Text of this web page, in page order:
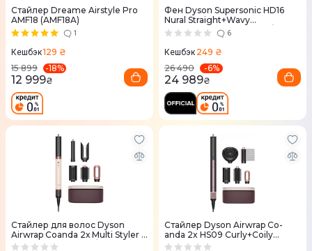
Стайлер Dreame Airstyle Pro
AMF18 (AMF18A)
1
Кешбэк129 ₴
15 899
-18%
12 999₴
Фен Dyson Supersonic HD16
Nural Straight+Wavy
(берлинская голубизна/медь)
6
Кешбэк 249 ₴
26 490
-6%
24 989₴
Стайлер для волос Dyson
Airwrap Coanda 2х Multi Styler &
Dryer Ceramic Pink/Rose
Стайлер Dyson Airwrap Co-
anda 2x HS09 Curly+Coily
Jasper Plum